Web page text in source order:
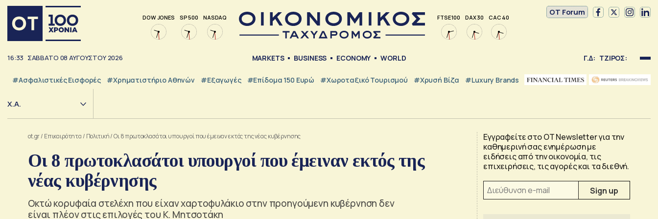
DOW JONES SP 500 NASDAQ FTSE 100 DAX 30 CAC 40
OT Forum
16:33 ΣΑΒΒΑΤΟ 08 ΑΥΓΟΥΣΤΟΥ 2026 MARKETS BUSINESS ECONOMY WORLD Γ.Δ: ΤΖΙΡΟΣ:
#Ασφαλιστικές Εισφορές #Χρηματιστήριο Αθηνών #εξαγωγές #Επίδομα 150 Ευρώ #Χωροταξικό Τουρισμού #Χρυσή Βίζα #luxury Brands
Χ.Α.
ot.gr/ Επικαιρότητα / Πολιτική/Οι 8 πρωτοκλασάτοι υπουργοί που έμειναν εκτός της νέας κυβέρνησης
Οι 8 πρωτοκλασάτοι υπουργοί που έμειναν εκτός της
νέας κυβέρνησης
Οκτώ κορυφαία στελέχη που είχαν χαρτοφυλάκιο στην προηγούμενη κυβέρνηση δεν
είναι πλέον στις επιλογές του Κ. Μητσοτάκη
Εγγραφείτε στο OT Newsletter για την
καθημερινή σας ενημέρωση με
ειδήσεις από την οικονομία, τις
επιχειρήσεις, τις αγορές και τα διεθνή.